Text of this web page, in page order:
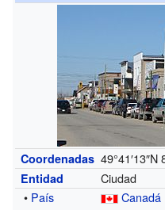
Coordenadas 49°41′13″N
Entidad
Ciudad
• País Canadá